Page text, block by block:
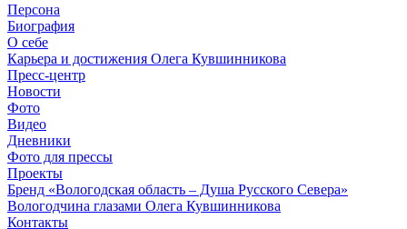
Персона
Биография
О себе
Карьера и достижения Олега Кувшинникова
Пресс-центр
Новости
Фото
Видео
Дневники
Фото для прессы
Проекты
Бренд «Вологодская область – Душа Русского Севера»
Вологодчина глазами Олега Кувшинникова
Контакты